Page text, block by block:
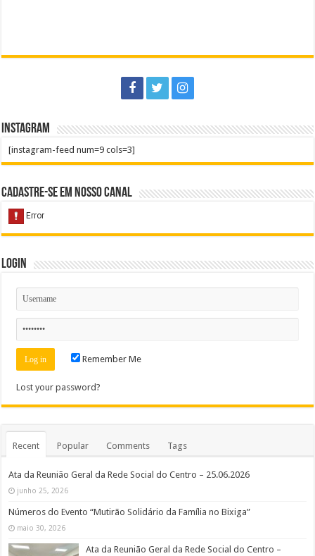
Instagram
[instagram-feed num=9 cols=3]
Cadastre-se em nosso Canal
Login
Remember Me
Lost your password?
Recent Popular Comments Tags
Ata da Reunião Geral da Rede Social do Centro – 25.06.2026
junho 25, 2026
Números do Evento “Mutirão Solidário da Família no Bixiga”
maio 30, 2026
Ata da Reunião Geral da Rede Social do Centro –